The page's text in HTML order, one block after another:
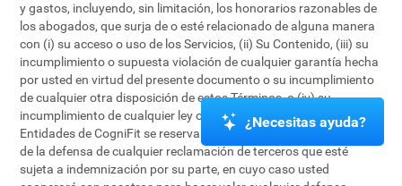
y gastos, incluyendo, sin limitación, los honorarios razonables de
los abogados, que surja de o esté relacionado de alguna manera
con (i) su acceso o uso de los Servicios, (ii) Su Contenido, (iii) su
incumplimiento o supuesta violación de cualquier garantía hecha
por usted en virtud del presente documento o su incumplimiento
de cualquier otra disposición de estos Términos, o (iv) su
incumplimiento de cualquier ley o los derechos de un tercero. Las
Entidades de CogniFit se reservan el derecho de asumir el control
de la defensa de cualquier reclamación de terceros que esté
sujeta a indemnización por su parte, en cuyo caso usted
¿Necesitas ayuda?